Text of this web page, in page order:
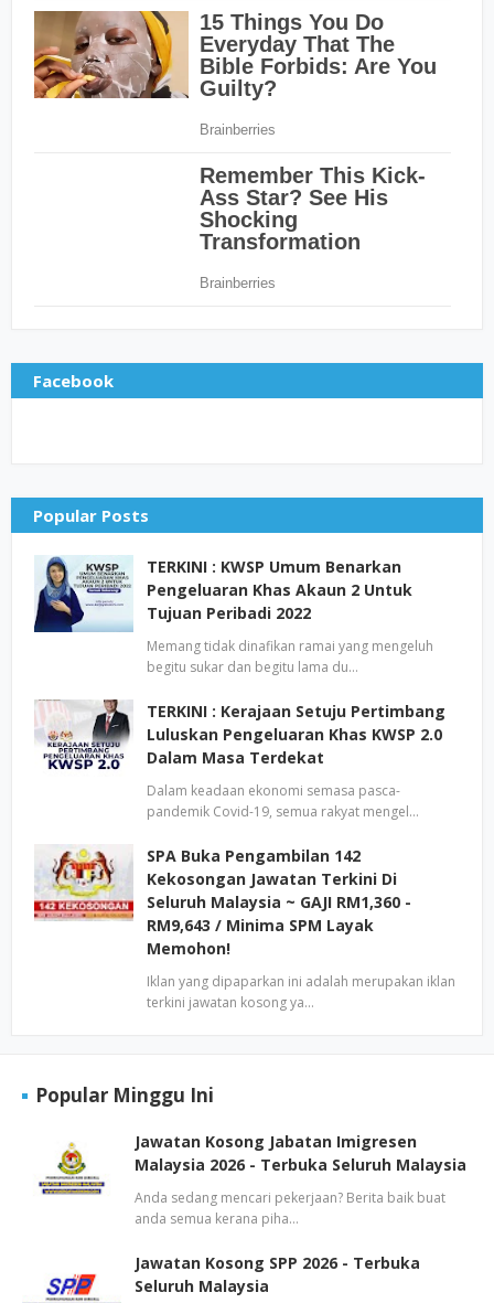
Facebook
Popular Posts
TERKINI : KWSP Umum Benarkan
Pengeluaran Khas Akaun 2 Untuk
Tujuan Peribadi 2022
Memang tidak dinafikan ramai yang mengeluh
begitu sukar dan begitu lama du…
TERKINI : Kerajaan Setuju Pertimbang
Luluskan Pengeluaran Khas KWSP 2.0
Dalam Masa Terdekat
Dalam keadaan ekonomi semasa pasca-
pandemik Covid-19, semua rakyat mengel…
SPA Buka Pengambilan 142
Kekosongan Jawatan Terkini Di
Seluruh Malaysia ~ GAJI RM1,360 -
RM9,643 / Minima SPM Layak
Memohon!
Iklan yang dipaparkan ini adalah merupakan iklan
terkini jawatan kosong ya…
Popular Minggu Ini
Jawatan Kosong Jabatan Imigresen
Malaysia 2026 - Terbuka Seluruh Malaysia
Anda sedang mencari pekerjaan? Berita baik buat
anda semua kerana piha…
Jawatan Kosong SPP 2026 - Terbuka
Seluruh Malaysia